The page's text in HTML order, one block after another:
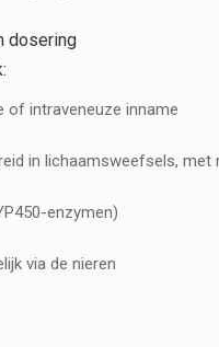
dosering
of intraveneuze inname
in lichaamsweefsels, met
enzymen)
via de nieren